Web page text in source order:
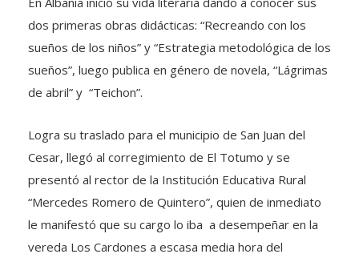
dos primeras obras didácticas: “Recreando con los
sueños de los niños” y “Estrategia metodológica de los
sueños”, luego publica en género de novela, “Lágrimas
de abril” y “Teichon”.
Logra su traslado para el municipio de San Juan del
Cesar, llegó al corregimiento de El Totumo y se
presentó al rector de la Institución Educativa Rural
“Mercedes Romero de Quintero”, quien de inmediato
le manifestó que su cargo lo iba a desempeñar en la
vereda Los Cardones a escasa media hora del